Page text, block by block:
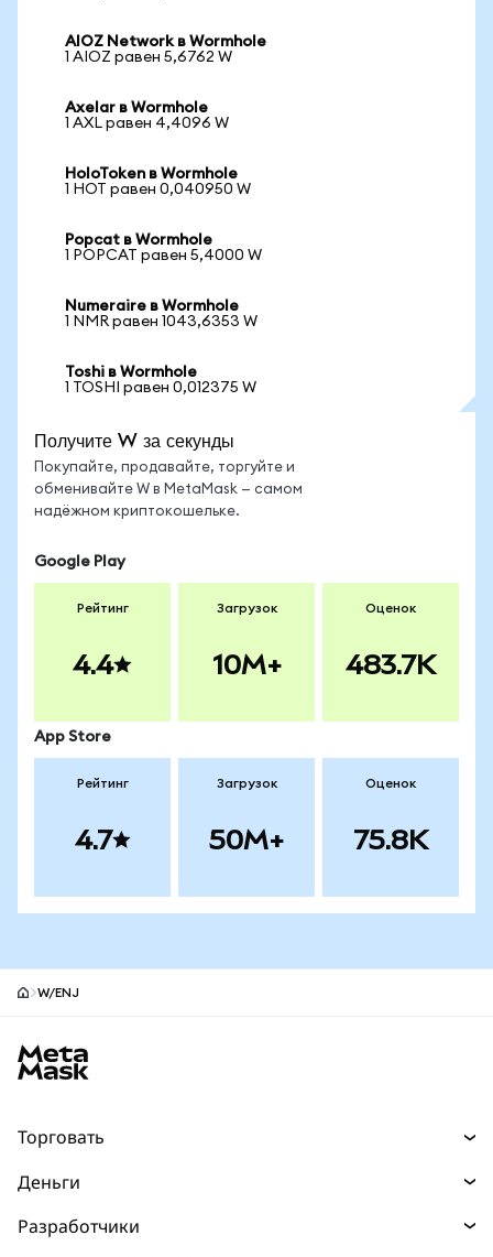
AIOZ Network в Wormhole
1 AIOZ равен 5,6762 W
Axelar в Wormhole
1 AXL равен 4,4096 W
HoloToken в Wormhole
1 HOT равен 0,040950 W
Popcat в Wormhole
1 POPCAT равен 5,4000 W
Numeraire в Wormhole
1 NMR равен 1043,6353 W
Toshi в Wormhole
1 TOSHI равен 0,012375 W
Получите W за секунды
Покупайте, продавайте, торгуйте и
обменивайте W в MetaMask — самом
надёжном криптокошельке.
Google Play
Рейтинг
4.4
Загрузок
10M+
Оценок
483.7K
App Store
Рейтинг
4.7
Загрузок
50M+
Оценок
75.8K
W/ENJ
Торговать
Прогнозы
Деньги
Разработчики